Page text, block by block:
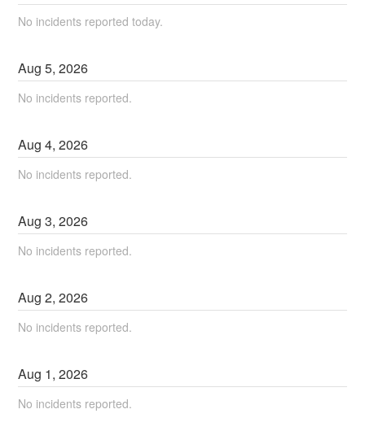
No incidents reported today.
Aug5,2026
No incidents reported.
Aug4,2026
No incidents reported.
Aug3,2026
No incidents reported.
Aug2,2026
No incidents reported.
Aug 1,2026
No incidents reported.